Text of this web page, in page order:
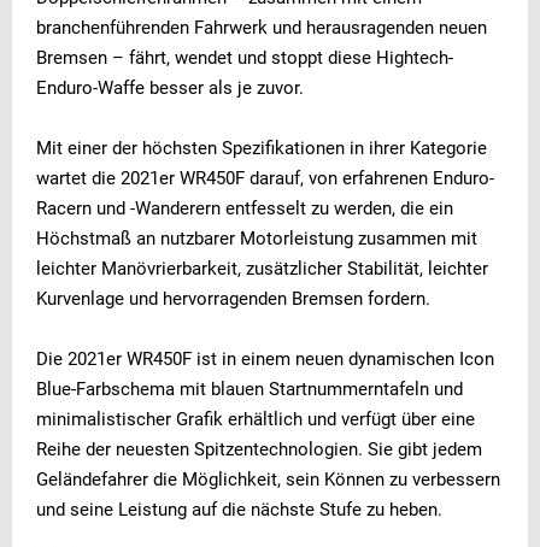
branchenführenden Fahrwerk und herausragenden neuen
Bremsen – fährt, wendet und stoppt diese Hightech-
Enduro-Waffe besser als je zuvor.
Mit einer der höchsten Spezifikationen in ihrer Kategorie
wartet die 2021er WR450F darauf, von erfahrenen Enduro-
Racern und -Wanderern entfesselt zu werden, die ein
Höchstmaß an nutzbarer Motorleistung zusammen mit
leichter Manövrierbarkeit, zusätzlicher Stabilität, leichter
Kurvenlage und hervorragenden Bremsen fordern.
Die 2021er WR450F ist in einem neuen dynamischen Icon
Blue-Farbschema mit blauen Startnummerntafeln und
minimalistischer Grafik erhältlich und verfügt über eine
Reihe der neuesten Spitzentechnologien. Sie gibt jedem
Geländefahrer die Möglichkeit, sein Können zu verbessern
und seine Leistung auf die nächste Stufe zu heben.